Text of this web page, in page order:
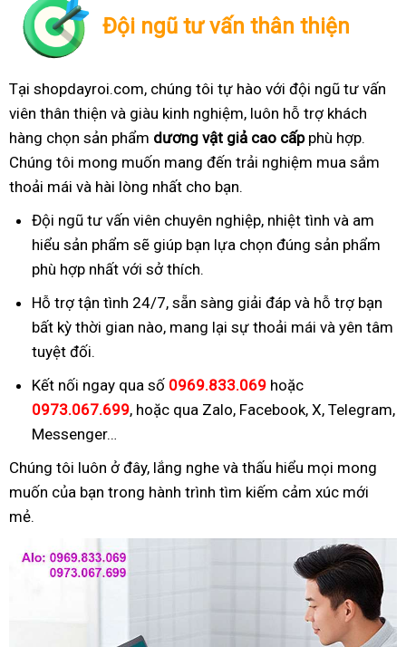
Đội ngũ tư vấn thân thiện
Tại shopdayroi.com, chúng tôi tự hào với đội ngũ tư vấn
viên thân thiện và giàu kinh nghiệm, luôn hỗ trợ khách
hàng chọn sản phẩm dương vật giả cao cấpphù hợp.
Chúng tôi mong muốn mang đến trải nghiệm mua sắm
thoải mái và hài lòng nhất cho bạn.
Đội ngũ tư vấn viên chuyên nghiệp, nhiệt tình và am
hiểu sản phẩm sẽ giúp bạn lựa chọn đúng sản phẩm
phù hợp nhất với sở thích.
Hỗ trợ tận tình 24/7, sẵn sàng giải đáp và hỗ trợ bạn
bất kỳ thời gian nào, mang lại sự thoải mái và yên tâm
tuyệt đối.
Kết nối ngay qua số 0969.833.069 hoặc
0973.067.699, hoặc qua Zalo, Facebook, X, Telegram,
Messenger…
Chúng tôi luôn ở đây, lắng nghe và thấu hiểu mọi mong
muốn của bạn trong hành trình tìm kiếm cảm xúc mới
mẻ.